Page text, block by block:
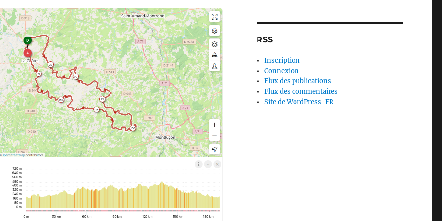
RSS
Inscription
Connexion
Flux des publications
Flux des commentaires
Site de WordPress-FR